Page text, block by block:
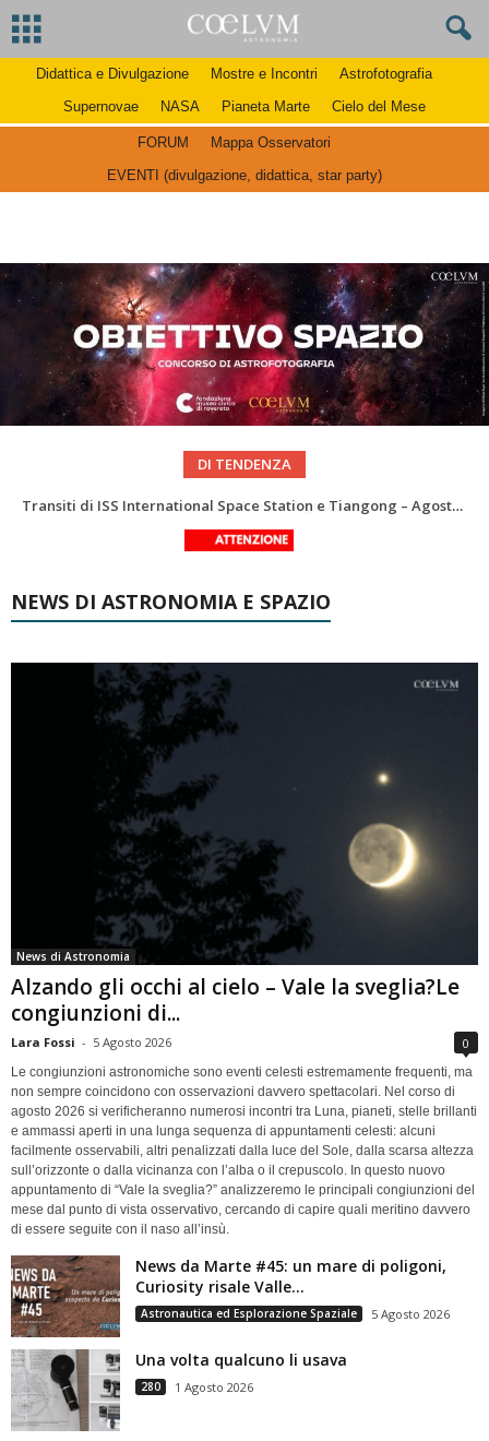
Didattica e Divulgazione Mostre e Incontri
Astrofotografia
Supernovae
NASA Pianeta Marte Cielo del Mese
FORUM
Mappa Osservatori
EVENTI (divulgazione, didattica, star party)
DI TENDENZA
La Luna del Mese – Agosto 2026
Le costellazioni di Agosto 2026: Delfino
NEWS DI ASTRONOMIA E SPAZIO
News di Astronomia
Alzando gli occhi al cielo – Vale la sveglia?Le
congiunzioni di...
Lara Fossi - 5 Agosto 2026 0
Le congiunzioni astronomiche sono eventi celesti estremamente frequenti, ma
non sempre coincidono con osservazioni davvero spettacolari. Nel corso di
agosto 2026 si verificheranno numerosi incontri tra Luna, pianeti, stelle brillanti
e ammassi aperti in una lunga sequenza di appuntamenti celesti: alcuni
facilmente osservabili, altri penalizzati dalla luce del Sole, dalla scarsa altezza
sull’orizzonte o dalla vicinanza con l’alba o il crepuscolo. In questo nuovo
appuntamento di “Vale la sveglia?” analizzeremo le principali congiunzioni del
mese dal punto di vista osservativo, cercando di capire quali meritino davvero
di essere seguite con il naso all’insù.
News da Marte #45: un mare di poligoni,
Curiosity risale Valle...
Astronautica ed Esplorazione Spaziale 5 Agosto 2026
Una volta qualcuno li usava
280 1 Agosto 2026